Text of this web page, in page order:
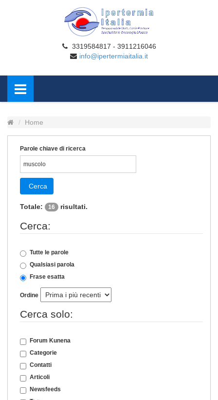
3319584817 - 3911216046
info@ipertermiaitalia.it
Home
Parole chiave di ricerca
Cerca
Totale: 16 risultati.
Cerca:
Tutte le parole
Qualsiasi parola
Frase esatta
Ordine
Cerca solo:
Forum Kunena
Categorie
Contatti
Articoli
Newsfeeds